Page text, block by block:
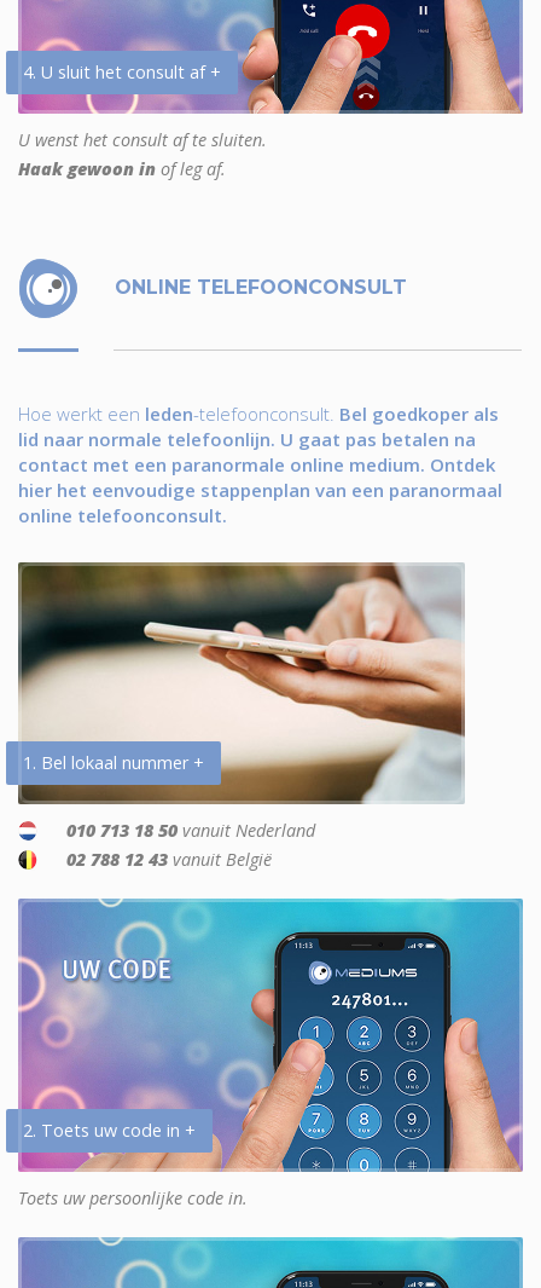
4. U sluit het consult af +
U wenst het consult af te sluiten.
Haak gewoon in of leg af.
ONLINE TELEFOONCONSULT
Hoe werkt een leden-telefoonconsult. Bel goedkoper als
lid naar normale telefoonlijn. U gaat pas betalen na
contact met een paranormale online medium. Ontdek
hier het eenvoudige stappenplan van een paranormaal
online telefoonconsult.
1. Bel lokaal nummer +
010 713 18 50 vanuit Nederland
02 788 12 43 vanuit België
2. Toets uw code in +
Toets uw persoonlijke code in.